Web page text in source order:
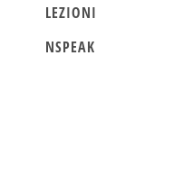
LEZIONI
NSPEAK